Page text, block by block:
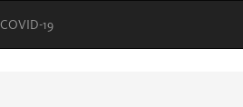
COVID-19